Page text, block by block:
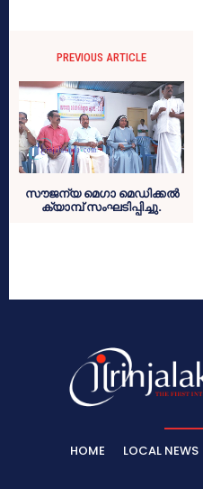
PREVIOUS ARTICLE
സൗജന്യ മെഗാ മെഡിക്കല്‍
ക്യാമ്പ് സംഘടിപ്പിച്ചു.
HOME LOCAL NEWS